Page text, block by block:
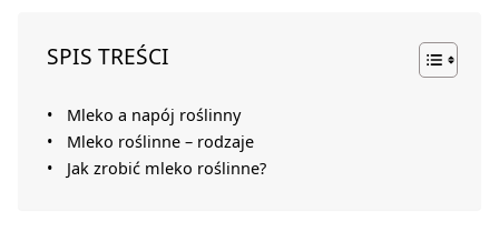
SPIS TREŚCI
Mleko a napój roślinny
Mleko roślinne – rodzaje
Jak zrobić mleko roślinne?